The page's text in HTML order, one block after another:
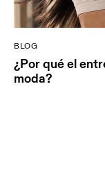
BLOG
¿Por qué el
moda?